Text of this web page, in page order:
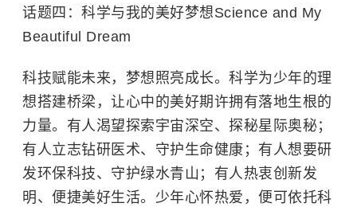
话题四：科学与我的美好梦想Science and My
Beautiful Dream
科技赋能未来，梦想照亮成长。科学为少年的理
想搭建桥梁，让心中的美好期许拥有落地生根的
力量。有人渴望探索宇宙深空、探秘星际奥秘；
有人立志钻研医术、守护生命健康；有人想要研
发环保科技、守护绿水青山；有人热衷创新发
明、便捷美好生活。少年心怀热爱，便可依托科